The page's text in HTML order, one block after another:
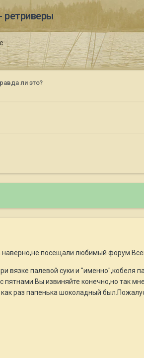
ретриверы
ли это?
посещали любимый
вязке палевой суки и
извиняйте конечно,но так
раз папенька шоколадный